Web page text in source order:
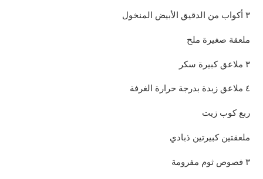
٣ أكواب من الدقيق الأبيض المنخول
ملعقة صغيرة ملح
٣ ملاعق كبيرة سكر
٤ ملاعق زبدة بدرجة حرارة الغرفة
ربع كوب زيت
ملعقتين كبيرتين ذبادي
٣ فصوص ثوم مفرومة